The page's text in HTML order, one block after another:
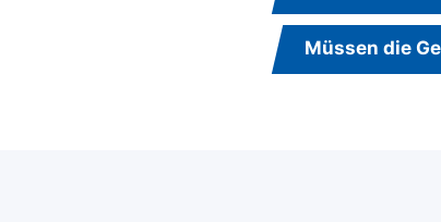
Müssen die